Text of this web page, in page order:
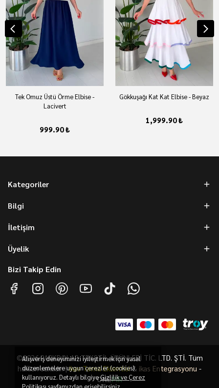
Alışveriş deneyiminizi iyileştirmek için yasal
düzenlemelere uygun çerezler (cookies)
kullanıyoruz. Detaylı bilgiyeGizlilik ve Çerez
Politikası sayfamızdan erişebilirsiniz.
Tek Omuz Üstü Örme Elbise -
Lacivert
999.90 ₺
Gökkuşağı Kat Kat Elbise - Beyaz
1,999.90 ₺
Kategoriler
Bilgi
İletişim
Üyelik
Bizi Takip Edin
©2026 PARKDOLAP TEKSTİL ÜRÜNLERİ TİC. LTD. ŞTİ. Tüm
hakları saklıdır. |ikas Tema Eklentisi& ikas Entegrasyonu -
ONEPiR